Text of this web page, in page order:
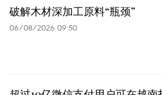
破解木材深加工原料“瓶颈”
06/08/2026 09:50